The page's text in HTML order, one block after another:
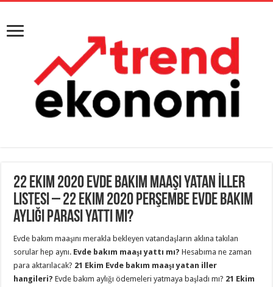
22 Ekim 2020 Evde Bakım Maaşı Yatan İller
Listesi – 22 Ekim 2020 Perşembe evde bakım
aylığı parası yattı mı?
Evde bakım maaşını merakla bekleyen vatandaşların aklına takılan
sorular hep aynı. Evde bakım maaşı yattı mı? Hesabıma ne zaman
para aktarılacak? 21 Ekim Evde bakım maaşı yatan iller
hangileri?Evde bakım aylığı ödemeleri yatmaya başladı mı? 21 Ekim